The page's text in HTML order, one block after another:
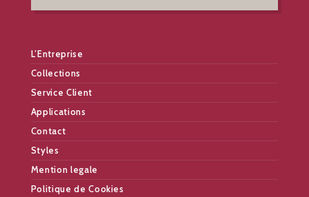
L’Entreprise
Collections
Service Client
Applications
Contact
Styles
Mention legale
Politique de Cookies